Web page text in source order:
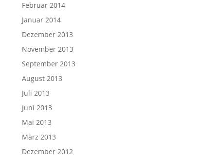
Februar 2014
Januar 2014
Dezember 2013
November 2013
September 2013
August 2013
Juli 2013
Juni 2013
Mai 2013
März 2013
Dezember 2012